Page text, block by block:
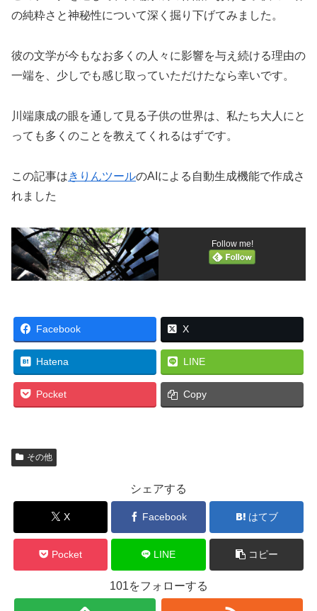
の純粋さと神秘性について深く掘り下げてみました。
彼の文学が今もなお多くの人々に影響を与え続ける理由の
一端を、少しでも感じ取っていただけたなら幸いです。
川端康成の眼を通して見る子供の世界は、私たち大人にと
っても多くのことを教えてくれるはずです。
この記事はきりんツールのAIによる自動生成機能で作成さ
れました
Follow me!
Facebook X
Hatena LINE
Pocket Copy
その他
シェアする
X Facebook はてブ
Pocket LINE コピー
101をフォローする